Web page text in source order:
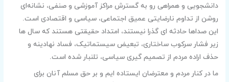
دانشجویی و همراهی رو به گسترش مراکز آموزشی و صنفی، نشانه‌ای
روشن از تداوم نارضایتی عمیق اجتماعی، سیاسی و اقتصادی است.
این صداها حادثه ای گذرا نیستند، امتداد حقیقتی هستند که سال ها
زیر فشار سرکوب ساختاری، تبعیض سیستماتیک، فساد نهادینه و
حذف اراده مردم از تصمیم گیری سیاسی، تلنبار شده است.
ما در کنار مردم و معترضان ایستاده ایم و بر حق مسلم آنان برای